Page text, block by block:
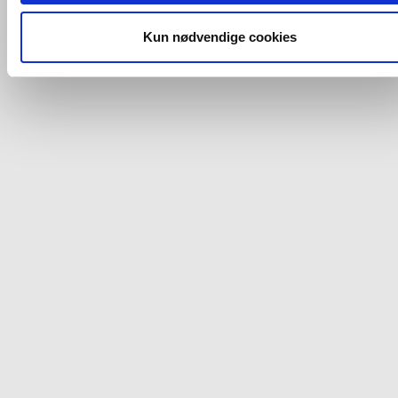
og fra nedenfor. Til enhver tid er det ligeledes muligt, at
dit samtykke, hvis du måtte ønske det.
Du kan se mere om, hvordan vi behandler dine
Kun nødvendige cookies